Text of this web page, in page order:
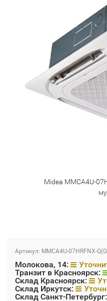
Midea MMCA4U-
Артикул: MMCA4U-07HRFNX-
Молокова, 14:
Транзит в Красноярск:
Склад Красноярск:
Склад Иркутск:
Склад Санкт-Петербург: